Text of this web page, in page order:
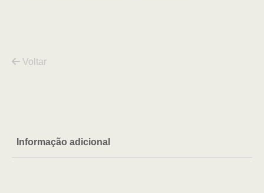
Voltar
Informação adicional